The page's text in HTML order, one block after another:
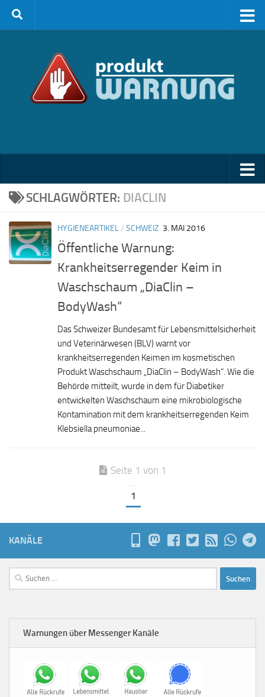
Zum Inhalt springen
SCHLAGWÖRTER: DIACLIN
HYGIENEARTIKEL/ SCHWEIZ 3. MAI 2016
Öffentliche Warnung:
Krankheitserregender Keim in
Waschschaum „DiaClin –
BodyWash“
Das Schweizer Bundesamt für Lebensmittelsicherheit
und Veterinärwesen (BLV) warnt vor
krankheitserregenden Keimen im kosmetischen
Produkt Waschschaum „DiaClin – BodyWash“. Wie die
Behörde mitteilt, wurde in dem für Diabetiker
entwickelten Waschschaum eine mikrobiologische
Kontamination mit dem krankheitserregenden Keim
Klebsiella pneumoniae...
Seite 1 von 1
1
KANÄLE
Suchen
nach:
Warnungen über Messenger Kanäle